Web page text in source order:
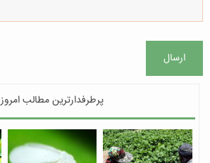
ارسال
پرطرفدارترین مطالب امروز